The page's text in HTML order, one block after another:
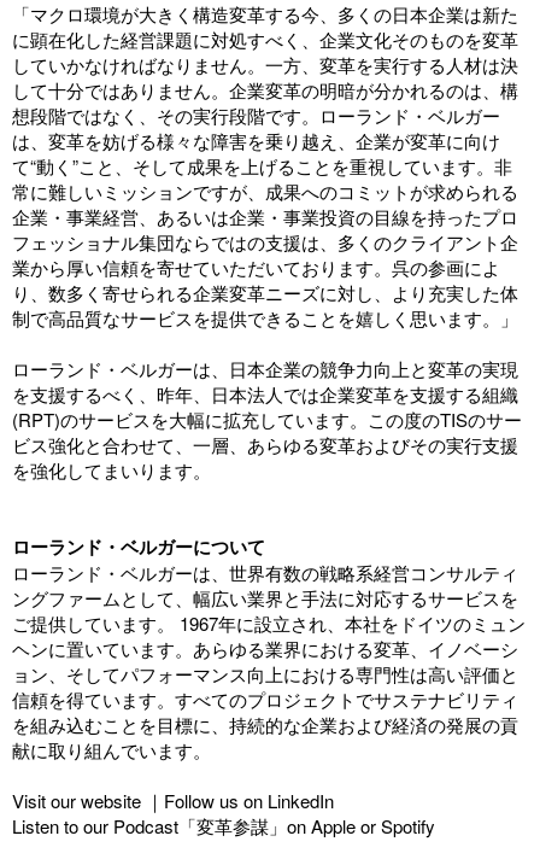
「マクロ環境が大きく構造変革する今、多くの日本企業は新た
に顕在化した経営課題に対処すべく、企業文化そのものを変革
していかなければなりません。一方、変革を実行する人材は決
して十分ではありません。企業変革の明暗が分かれるのは、構
想段階ではなく、その実行段階です。ローランド・ベルガー
は、変革を妨げる様々な障害を乗り越え、企業が変革に向け
て“動く”こと、そして成果を上げることを重視しています。非
常に難しいミッションですが、成果へのコミットが求められる
企業・事業経営、あるいは企業・事業投資の目線を持ったプロ
フェッショナル集団ならではの支援は、多くのクライアント企
業から厚い信頼を寄せていただいております。呉の参画によ
り、数多く寄せられる企業変革ニーズに対し、より充実した体
制で高品質なサービスを提供できることを嬉しく思います。」
ローランド・ベルガーは、日本企業の競争力向上と変革の実現
を支援するべく、昨年、日本法人では企業変革を支援する組織
(RPT)のサービスを大幅に拡充しています。この度のTISのサー
ビス強化と合わせて、一層、あらゆる変革およびその実行支援
を強化してまいります。
ローランド・ベルガーについて
ローランド・ベルガーは、世界有数の戦略系経営コンサルティ
ングファームとして、幅広い業界と手法に対応するサービスを
ご提供しています。 1967年に設立され、本社をドイツのミュン
ヘンに置いています。あらゆる業界における変革、イノベーシ
ョン、そしてパフォーマンス向上における専門性は高い評価と
信頼を得ています。すべてのプロジェクトでサステナビリティ
を組み込むことを目標に、持続的な企業および経済の発展の貢
献に取り組んでいます。
Visit ourwebsite ｜Follow us on LinkedIn
Listen to our Podcast「変革参謀」onAppleorSpotify